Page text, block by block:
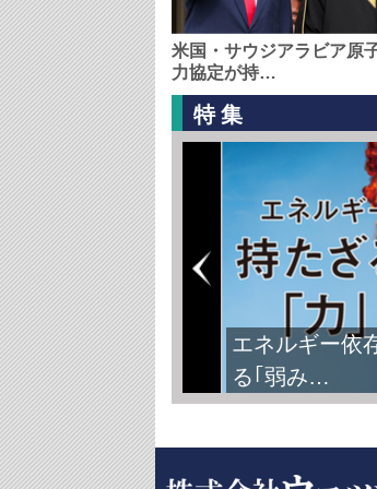
米国・サウジアラビア原
力協定が持…
特集
エネルギー依
る｢弱み…